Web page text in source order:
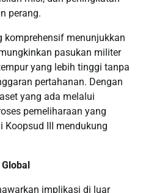
perang.
menunjukkan
pasukan militer
yang lebih tinggi tanpa
pertahanan. Dengan
yang ada melalui
pemeliharaan yang
III mendukung
implikasi di luar